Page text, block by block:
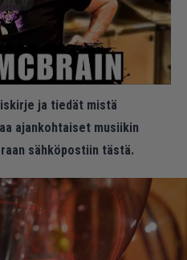
ja tiedät mistä
ajankohtaiset musiikin
sähköpostiin tästä.